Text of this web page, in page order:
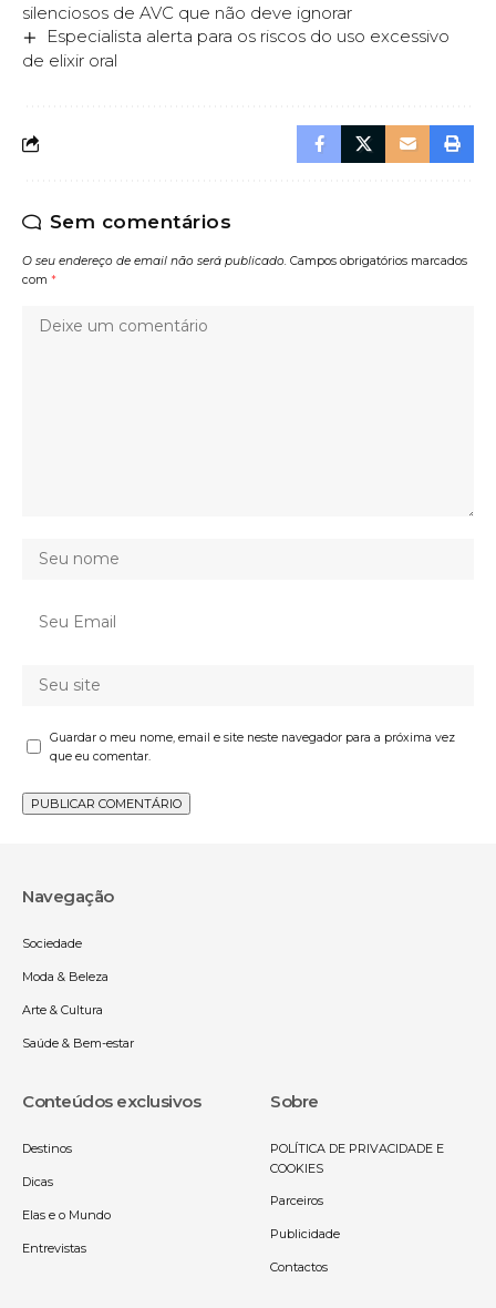
silenciosos de AVC que não deve ignorar
Especialista alerta para os riscos do uso excessivo
de elixir oral
Sem comentários
O seu endereço de email não será publicado. Campos obrigatórios marcados
com *
Guardar o meu nome, email e site neste navegador para a próxima vez
que eu comentar.
Navegação
Sociedade
Moda & Beleza
Arte & Cultura
Saúde & Bem-estar
Conteúdos exclusivos
Destinos
Dicas
Elas e o Mundo
Entrevistas
Sobre
POLÍTICA DE PRIVACIDADE E
COOKIES
Parceiros
Publicidade
Contactos